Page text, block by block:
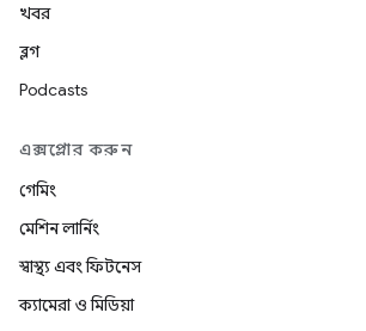
খবর
ব্লগ
Podcasts
এক্সপ্লোর করুন
গেমিং
মেশিন লার্নিং
স্বাস্থ্য এবং ফিটনেস
ক্যামেরা ও মিডিয়া